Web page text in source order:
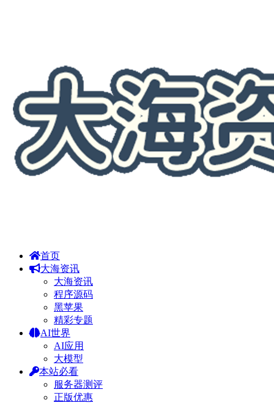
首页
大海资讯
大海资讯
程序源码
黑苹果
精彩专题
AI世界
AI应用
大模型
本站必看
服务器测评
正版优惠